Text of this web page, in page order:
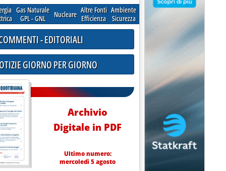
Gas Naturale
GPL - GNL
Nucleare Altre Fonti
Efficienza
Ambiente
Sicurezza
governo e da inviare alla UE. Le misure su edilizia, bonus e trasporti
- EDITORIALI
GIORNO PER GIORNO
Archivio
Digitale in PDF
Ultimo numero:
mercoledì 5 agosto